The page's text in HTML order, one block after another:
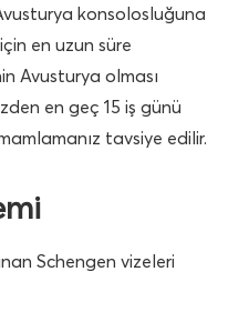
konsolosluğuna
en uzun süre
Avusturya olması
en geç 15 iş günü
tavsiye edilir.
Schengen vizeleri